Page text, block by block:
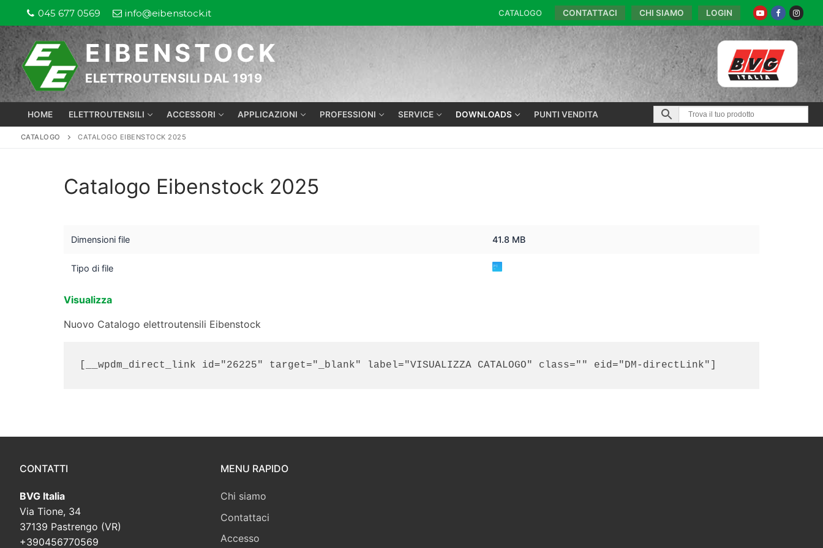
contenuto
045 677 0569 info@eibenstock.it CATALOGO CONTATTACI CHI SIAMO LOGIN
EIBENSTOCK
ELETTROUTENSILI DAL 1919
HOME ELETTROUTENSILI ACCESSORI APPLICAZIONI PROFESSIONI SERVICE DOWNLOADS PUNTI VENDITA
CATALOGO CATALOGO EIBENSTOCK 2025
Catalogo Eibenstock 2025
Dimensioni file 41.8 MB
Tipo di file
Visualizza
Nuovo Catalogo elettroutensili Eibenstock
[__wpdm_direct_link id="26225" target="_blank" label="VISUALIZZA CATALOGO" class="" eid="DM-directLink"]
CONTATTI
BVG Italia
Via Tione, 34
37139 Pastrengo (VR)
+390456770569
MENU RAPIDO
Chi siamo
Contattaci
Accesso